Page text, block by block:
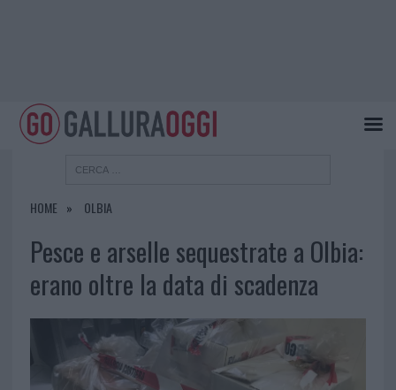
HOME OLBIA
Pesce e arselle sequestrate a Olbia:
erano oltre la data di scadenza